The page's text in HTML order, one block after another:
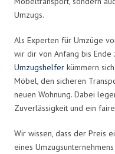
Umzugs.
Als Experten für Umzüge
wir dir von Anfang bis
Umzugshelfer kümmern
Möbel, den sicheren
neuen Wohnung. Dabei
Zuverlässigkeit und ein
Wir wissen, dass der Preis
eines